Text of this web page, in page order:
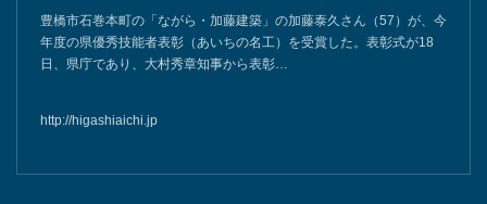
豊橋市石巻本町の「ながら・加藤建築」の加藤泰久さん（57）が、今
年度の県優秀技能者表彰（あいちの名工）を受賞した。表彰式が18
日、県庁であり、大村秀章知事から表彰…
http://higashiaichi.jp